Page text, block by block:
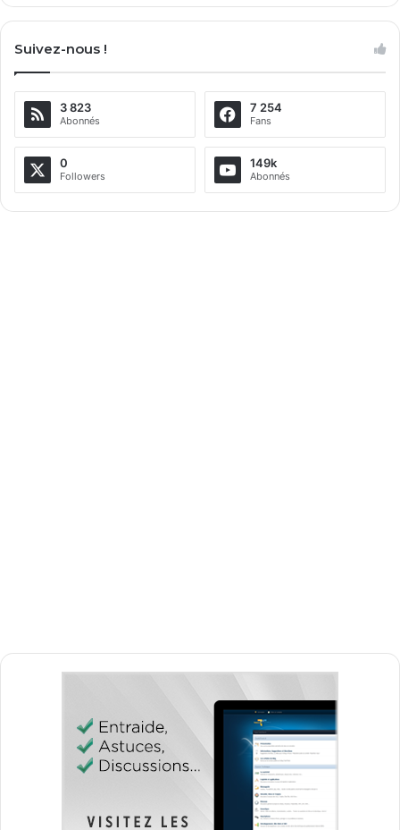
Suivez-nous !
3 823
Abonnés
7 254
Fans
0
Followers
149k
Abonnés